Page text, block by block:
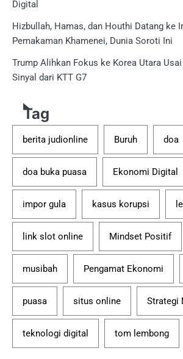
Digital
Hizbullah, Hamas, dan Houthi Datang ke
Pemakaman Khamenei, Dunia Soroti Ini
Trump Alihkan Fokus ke Korea Utara
Sinyal dari KTT G7
Tag
berita judionline Buruh doa
doa buka puasa Ekonomi Digital
impor gula kasus korupsi
link slot online Mindset Positif
musibah Pengamat Ekonomi
puasa situs online Strategi
teknologi digital tom lembong